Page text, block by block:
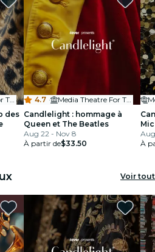
Media Theatre For The Performing Arts
des
4.7 ·
Media Theatre For The Performing Arts
Candlelight : hommage à
Queen et The Beatles
Aug 22 - Nov 8
À partir de$33.50
À
Voir tout